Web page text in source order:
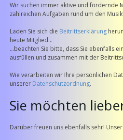
Wir suchen immer aktive und fördernde
zahlreichen Aufgaben rund um den
Laden Sie sich die Beitrittserklärung
heute Mitglied...
...beachten Sie bitte, dass Sie ebenfalls ein
ausfüllen und zusammen mit der
Wie verarbeiten wir Ihre persönlichen
unserer Datenschutzordnung.
Sie möchten
Darüber freuen uns ebenfalls sehr!